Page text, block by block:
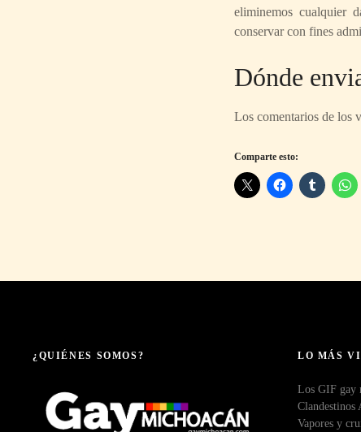
eliminemos cualquier
conservar con fines
Dónde
Los comentarios de los
Comparte esto:
¿QUIÉNES SOMOS? LO MÁS
Los GIF gay
Clandestinos
Vapores y